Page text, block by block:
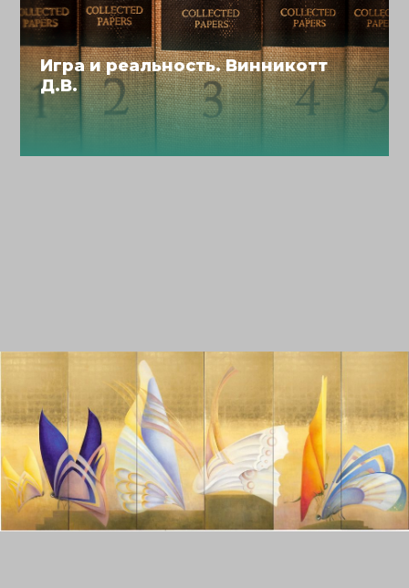
Игра и реальность. Винникотт
Д.В.